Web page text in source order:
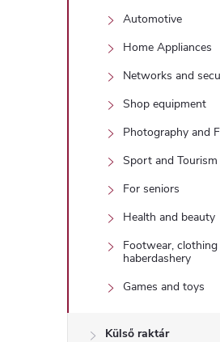
Automotive
Home Appliances
Networks and
Shop equipment
Photography and
Sport and Tourism
For seniors
Health and beauty
Footwear, clothing
haberdashery
Games and toys
Külső raktár